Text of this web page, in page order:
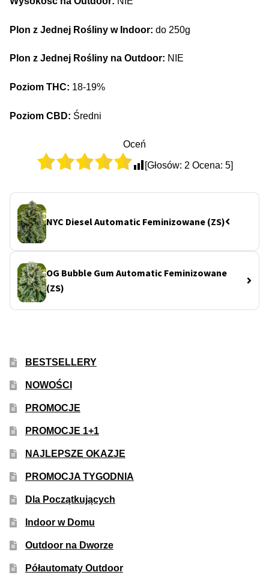
Plon z Jednej Rośliny w Indoor: do 250g
Plon z Jednej Rośliny na Outdoor: NIE
Poziom THC: 18-19%
Poziom CBD: Średni
Oceń
[Głosów: 2 Ocena: 5]
NYC Diesel Automatic Feminizowane (ZS)
OG Bubble Gum Automatic Feminizowane
(ZS)
BESTSELLERY
NOWOŚCI
PROMOCJE
PROMOCJE 1+1
NAJLEPSZE OKAZJE
PROMOCJA TYGODNIA
Dla Początkujących
Indoor w Domu
Outdoor na Dworze
Półautomaty Outdoor